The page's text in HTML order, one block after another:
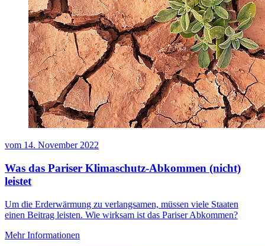
vom 14. November 2022
Was das Pariser Klimaschutz-Abkommen (nicht)
leistet
Um die Erderwärmung zu verlangsamen, müssen viele Staaten
einen Beitrag leisten. Wie wirksam ist das Pariser Abkommen?
Mehr Informationen